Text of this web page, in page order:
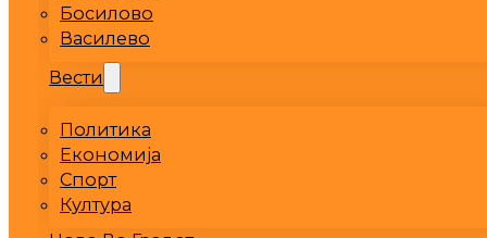
Босилово
Василево
Вести
Политика
Економија
Спорт
Култура